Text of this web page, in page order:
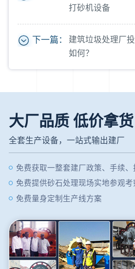
打砂机设备
下一篇：
建筑垃圾处理厂
如何？
大厂品质 低价拿货
全套生产设备，一站式输出建厂
免费获取一整套建厂政策、手续
免费提供砂石处理现场实地参观考
免费量身定制生产线方案